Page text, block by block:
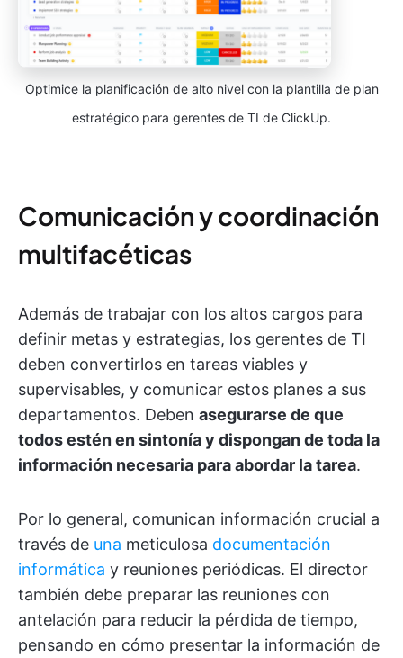
Optimice la planificación de alto nivel con la plantilla de plan
estratégico para gerentes de TI de ClickUp.
Comunicación y coordinación
multifacéticas
Además de trabajar con los altos cargos para
definir metas y estrategias, los gerentes de TI
deben convertirlos en tareas viables y
supervisables, y comunicar estos planes a sus
departamentos. Deben asegurarse de que
todos estén en sintonía y dispongan de toda la
información necesaria para abordar la tarea.
Por lo general, comunican información crucial a
través de una meticulosa documentación
informática y reuniones periódicas. El director
también debe preparar las reuniones con
antelación para reducir la pérdida de tiempo,
pensando en cómo presentar la información de